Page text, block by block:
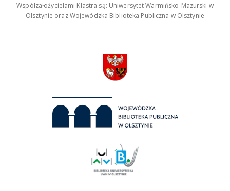
Współzałożycielami Klastra są: Uniwersytet Warmińsko-Mazurski w
Olsztynie oraz Wojewódzka Biblioteka Publiczna w Olsztynie